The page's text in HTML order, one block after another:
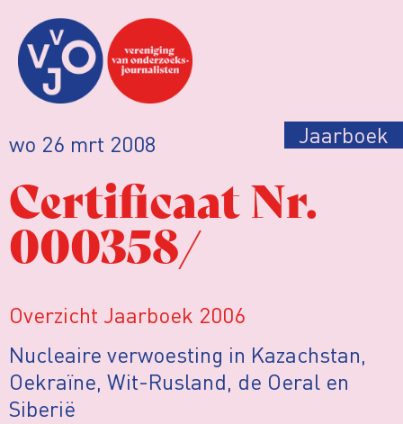
wo 26 mrt 2008 Jaarboek
Certificaat Nr.
000358/
Overzicht Jaarboek 2006
Nucleaire verwoesting in Kazachstan,
Oekraïne, Wit-Rusland, de Oeral en
Siberië